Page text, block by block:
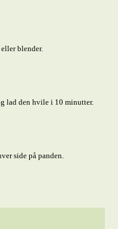
blender.
lad den hvile i 10 minutter.
side på panden.